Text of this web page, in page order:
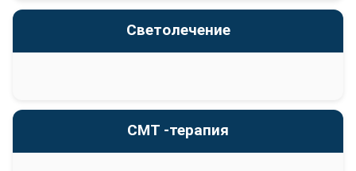
Светолечение
СМТ -терапия